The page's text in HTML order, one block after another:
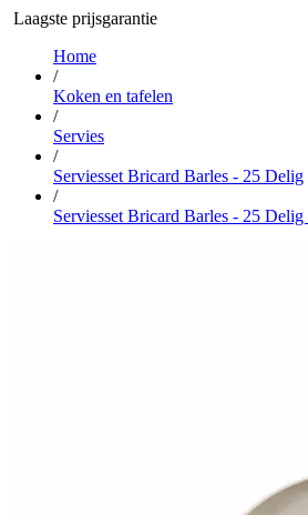
Laagste prijsgarantie
Home
/
Koken en tafelen
/
Servies
/
Serviesset Bricard Barles - 25 Delig
/
Serviesset Bricard Barles - 25